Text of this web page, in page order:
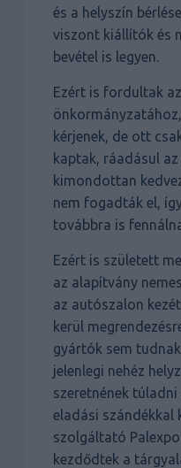
és a helyszín
viszont kiállítók és
bevétel is legyen.
Ezért is fordultak
kérjenek, de ott
kaptak, ráadásul
kimondottan
nem fogadták el,
továbbra is
Ezért is született
az alapítvány
az autószalon
kerül
gyártók sem
jelenlegi nehéz
szeretnének
eladási szándékkal
szolgáltató
kezdődtek a